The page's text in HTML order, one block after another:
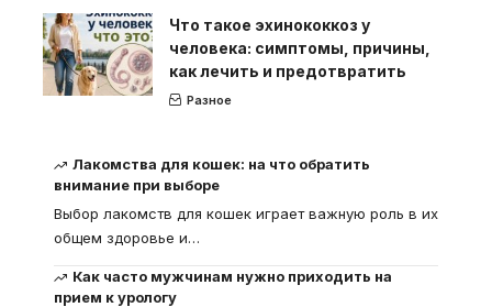
Что такое эхинококкоз у
человека: симптомы, причины,
как лечить и предотвратить
Разное
Лакомства для кошек: на что обратить
внимание при выборе
Выбор лакомств для кошек играет важную роль в их
общем здоровье и…
Как часто мужчинам нужно приходить на
прием к урологу